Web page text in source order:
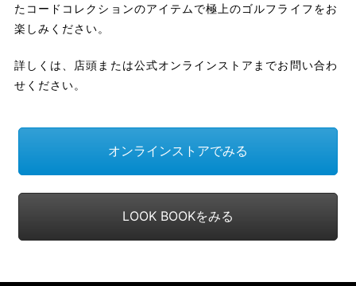
たコードコレクションのアイテムで極上のゴルフライフをお
楽しみください。
詳しくは、店頭または公式オンラインストアまでお問い合わ
せください。
オンラインストアでみる
LOOK BOOKをみる